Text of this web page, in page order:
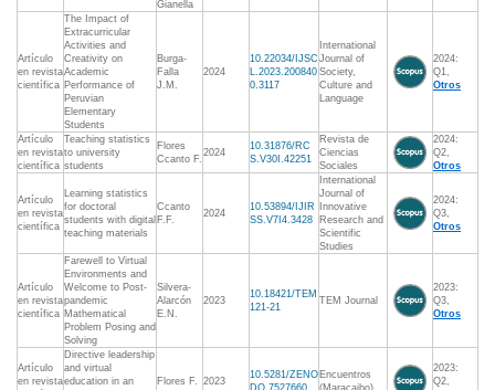
Gianella
Artículo
en revista
científica
The Impact of
Extracurricular
Activities and
Creativity on
Academic
Performance of
Peruvian
Elementary
Students
Burga-
Falla
J.M.
2024
10.22034/IJSC
L.2023.200840
0.3117
International
Journal of
Society,
Culture and
Language
2024:
Q1,
Otros
Artículo
en revista
científica
Teaching statistics
to university
students
Flores
Ccanto F.
2024
10.31876/RC
S.V30I.42251
Revista de
Ciencias
Sociales
2024:
Q2,
Otros
Artículo
en revista
científica
Learning statistics
for doctoral
students with digital
teaching materials
Ccanto
F.F.
2024
10.53894/IJIR
SS.V7I4.3428
International
Journal of
Innovative
Research and
Scientific
Studies
2024:
Q3,
Otros
Artículo
en revista
científica
Farewell to Virtual
Environments and
Welcome to Post-
pandemic
Mathematical
Problem Posing and
Solving
Silvera-
Alarcón
E.N.
2023
10.18421/TEM
121-21
TEM Journal
2023:
Q3,
Otros
Artículo
en revista
Directive leadership
and virtual
education in an
Flores F. 2023
10.5281/ZENO
DO.7527660
Encuentros
(Maracaibo)
2023:
Q2,